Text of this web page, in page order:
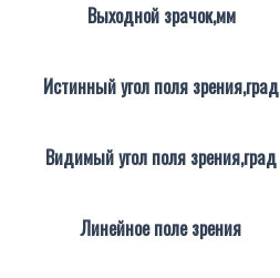
Выходной зрачок,мм
Истинный угол поля зрения,град
Видимый угол поля зрения,град
Линейное поле зрения